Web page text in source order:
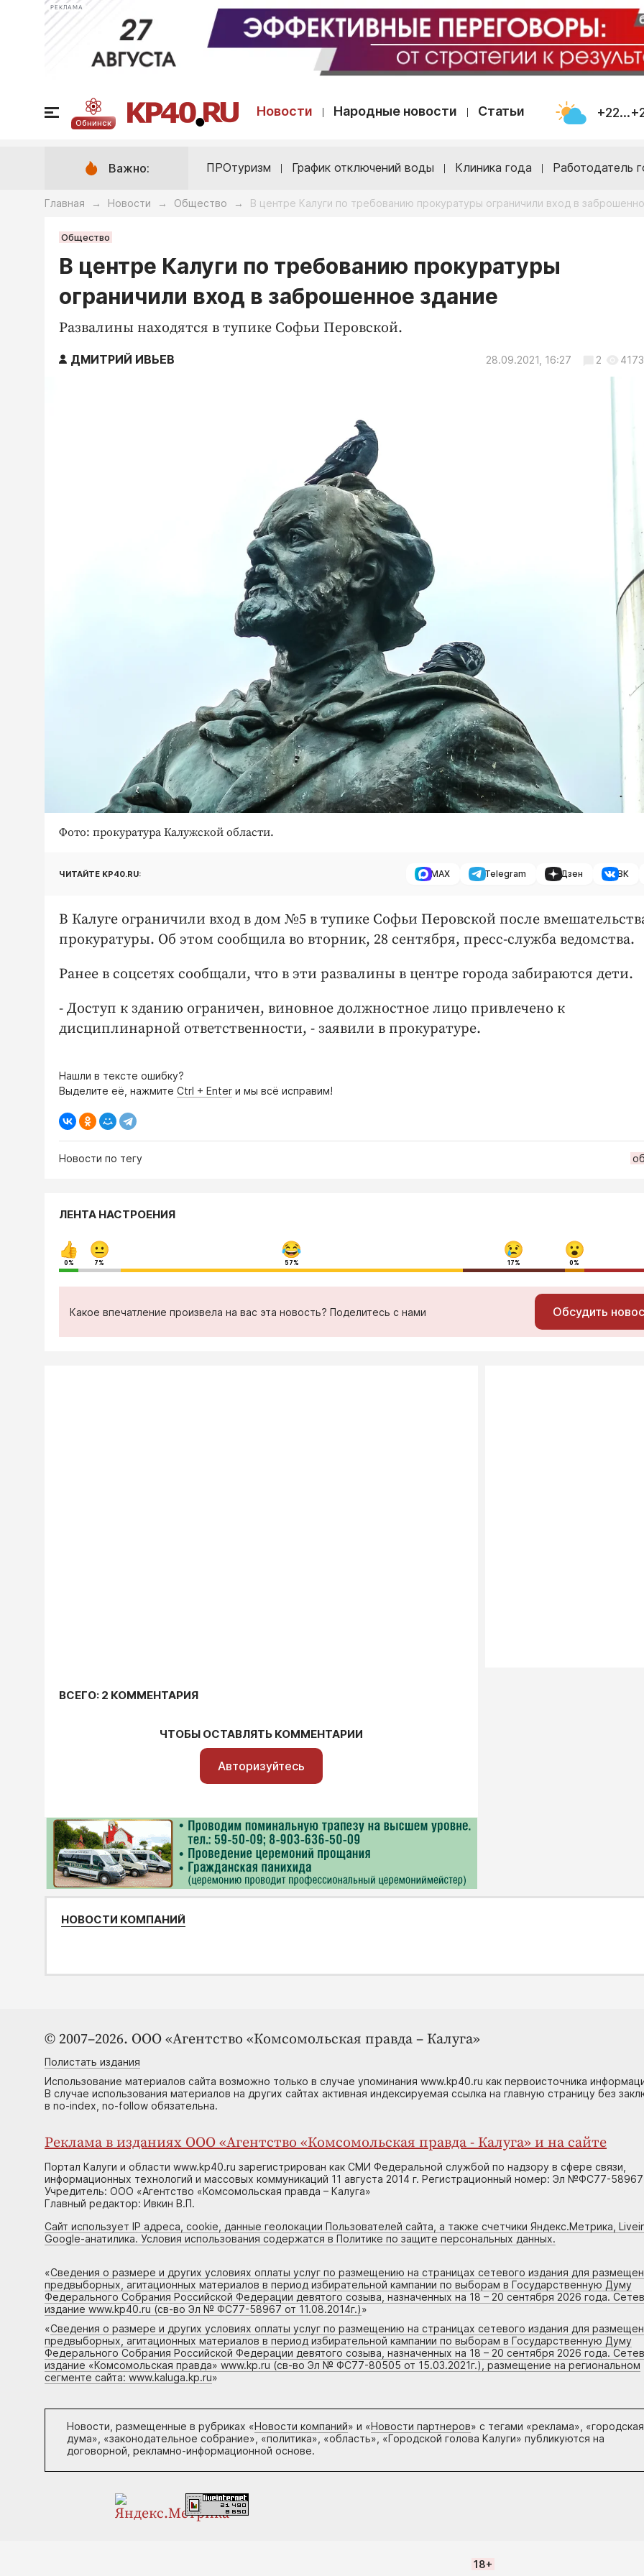
РЕКЛАМА
Обнинск
Новости Народные новости Статьи
Важно: ПРОтуризм График отключений воды Клиника года Работодатель
Главная → Новости → Общество → В центре Калуги по требованию прокуратуры ограничили вход в
Общество
В центре Калуги по требованию прокуратуры
ограничили вход в заброшенное здание
Развалины находятся в тупике Софьи Перовской.
ДМИТРИЙ ИВЬЕВ 28.09.2021, 16:27 2 4173
Фото: прокуратура Калужской области.
ЧИТАЙТЕ KP40.RU: MAX Telegram Дзен ВК
В Калуге ограничили вход в дом №5 в тупике Софьи Перовской после
прокуратуры. Об этом сообщила во вторник, 28 сентября, пресс-служба ведомства.
Ранее в соцсетях сообщали, что в эти развалины в центре города забираются дети.
- Доступ к зданию ограничен, виновное должностное лицо привлечено к
дисциплинарной ответственности, - заявили в прокуратуре.
Нашли в тексте ошибку?
Выделите её, нажмите Ctrl + Enter и мы всё исправим!
Новости по тегу
ЛЕНТА НАСТРОЕНИЯ
0% 7% 57% 17% 0%
Какое впечатление произвела на вас эта новость? Поделитесь с нами Обсудить
ВСЕГО: 2 КОММЕНТАРИЯ
ЧТОБЫ ОСТАВЛЯТЬ КОММЕНТАРИИ
Авторизуйтесь
НОВОСТИ КОМПАНИЙ
© 2007–2026. ООО «Агентство «Комсомольская правда – Калуга»
Полистать издания
Использование материалов сайта возможно только в случае упоминания www.kp40.ru как первоисточника
В случае использования материалов на других сайтах активная индексируемая ссылка на главную страницу без
в no-index, no-follow обязательна.
Реклама в изданиях ООО «Агентство «Комсомольская правда - Калуга» и на сайте
Портал Калуги и области www.kp40.ru зарегистрирован как СМИ Федеральной службой по надзору в сфере связи,
информационных технологий и массовых коммуникаций 11 августа 2014 г. Регистрационный номер: Эл №ФС77-58967
Учредитель: ООО «Агентство «Комсомольская правда – Калуга»
Главный редактор: Ивкин В.П.
Сайт использует IP адреса, cookie, данные геолокации Пользователей сайта, а также счетчики Яндекс.Метрика,
Google-анатилика. Условия использования содержатся в Политике по защите персональных данных.
«Сведения о размере и других условиях оплаты услуг по размещению на страницах сетевого издания для
предвыборных, агитационных материалов в период избирательной кампании по выборам в Государственную Думу
Федерального Собрания Российской Федерации девятого созыва, назначенных на 18 – 20 сентября 2026 года.
издание www.kp40.ru (св-во Эл № ФС77-58967 от 11.08.2014г.)»
«Сведения о размере и других условиях оплаты услуг по размещению на страницах сетевого издания для
предвыборных, агитационных материалов в период избирательной кампании по выборам в Государственную Думу
Федерального Собрания Российской Федерации девятого созыва, назначенных на 18 – 20 сентября 2026 года.
издание «Комсомольская правда» www.kp.ru (св-во Эл № ФС77-80505 от 15.03.2021г.), размещение на региональном
сегменте сайта: www.kaluga.kp.ru»
Новости, размещенные в рубриках «Новости компаний» и «Новости партнеров» с тегами «реклама», «городская
дума», «законодательное собрание», «политика», «область», «Городской голова Калуги» публикуются на
договорной, рекламно-информационной основе.
18+